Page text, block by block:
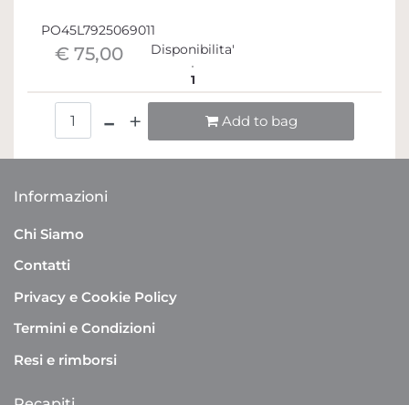
PO45L7925069011
€ 75,00 Disponibilita'
1
Add to bag
Informazioni
Chi Siamo
Contatti
Privacy e Cookie Policy
Termini e Condizioni
Resi e rimborsi